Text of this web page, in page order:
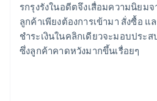
รกรุงรังในอดีตจึงเสื่อมความนิยมจ
ลูกค้าเพียงต้องการเข้ามา สั่งซื้อ
ชำระเงินในคลิกเดียวจะมอบปร
ซึ่งลูกค้าคาดหวังมากขึ้นเรื่อยๆ